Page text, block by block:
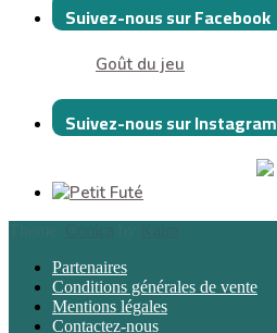
Suivez-nous sur Facebook
Goût du jeu
Suivez-nous sur Instagram
Partenaires
Conditions générales de vente
Mentions légales
Contactez-nous